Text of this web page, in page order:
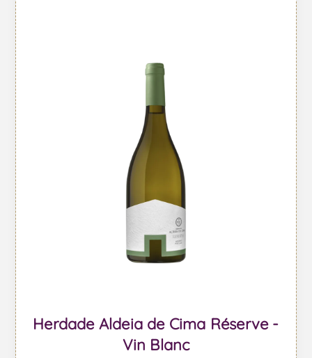
Herdade Aldeia de Cima Réserve -
Vin Blanc